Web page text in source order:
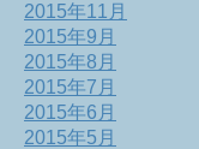
2015年11月
2015年9月
2015年8月
2015年7月
2015年6月
2015年5月